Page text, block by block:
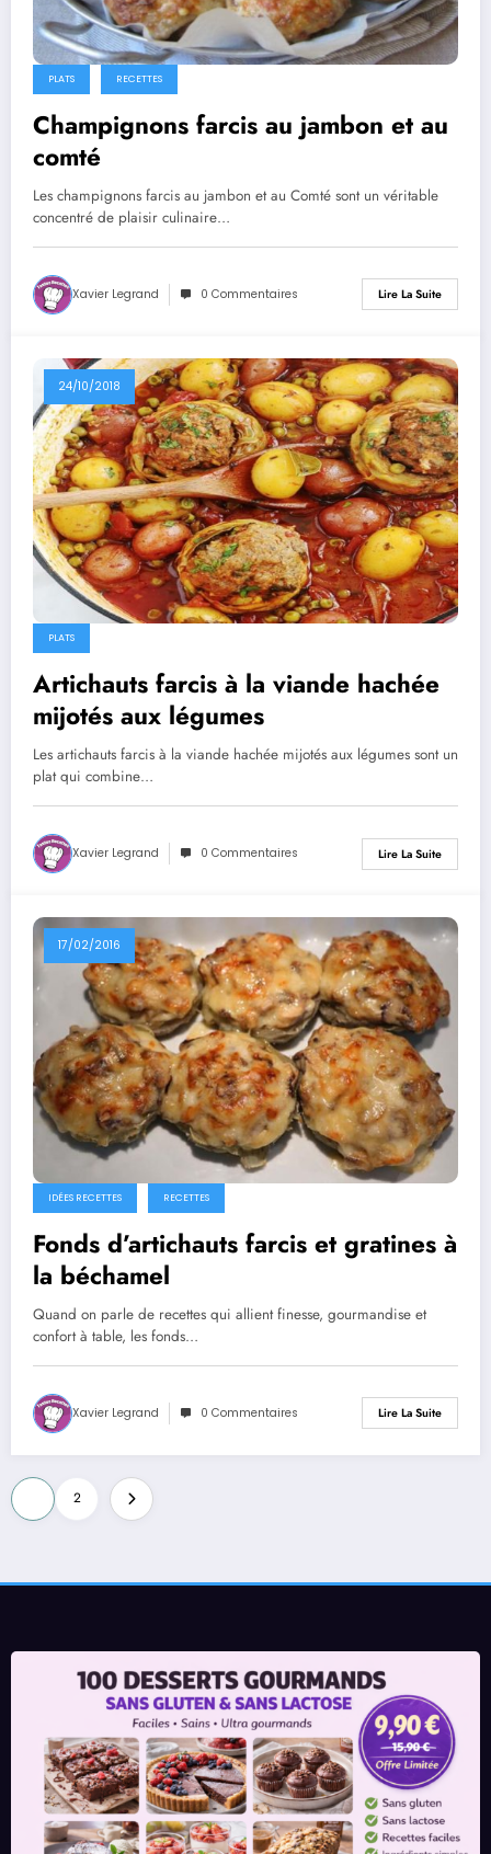
PLATS RECETTES
Champignons farcis au jambon et au
comté
Les champignons farcis au jambon et au Comté sont un véritable
concentré de plaisir culinaire…
Xavier Legrand 0 Commentaires Lire La Suite
24/10/2018
PLATS
Artichauts farcis à la viande hachée
mijotés aux légumes
Les artichauts farcis à la viande hachée mijotés aux légumes sont un
plat qui combine…
Xavier Legrand 0 Commentaires Lire La Suite
17/02/2016
IDÉES RECETTES RECETTES
Fonds d’artichauts farcis et gratines à
la béchamel
Quand on parle de recettes qui allient finesse, gourmandise et
confort à table, les fonds…
Xavier Legrand 0 Commentaires Lire La Suite
Pagination
des
2